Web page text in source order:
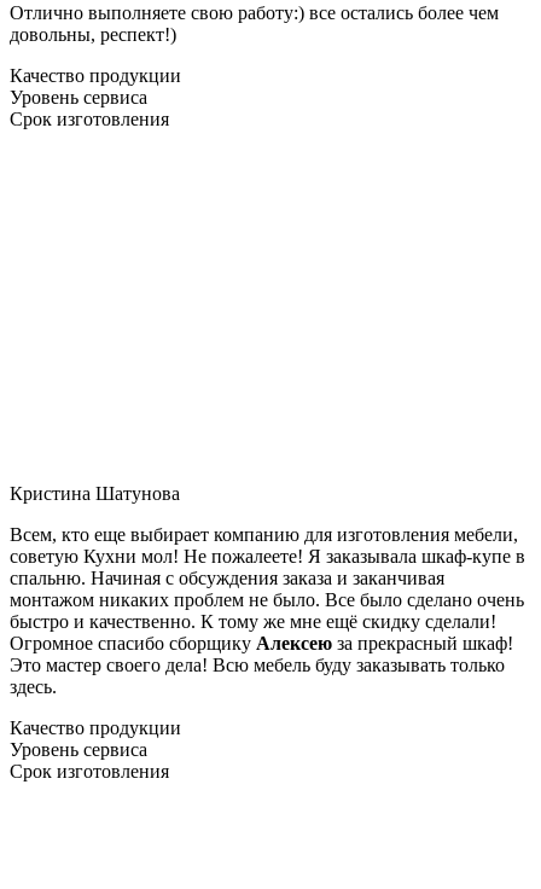
Отлично выполняете свою работу:) все остались более чем
довольны, респект!)
Качество продукции
Уровень сервиса
Срок изготовления
Кристина Шатунова
Всем, кто еще выбирает компанию для изготовления мебели,
советую Кухни мол! Не пожалеете! Я заказывала шкаф-купе в
спальню. Начиная с обсуждения заказа и заканчивая
монтажом никаких проблем не было. Все было сделано очень
быстро и качественно. К тому же мне ещё скидку сделали!
Огромное спасибо сборщику Алексею за прекрасный шкаф!
Это мастер своего дела! Всю мебель буду заказывать только
здесь.
Качество продукции
Уровень сервиса
Срок изготовления